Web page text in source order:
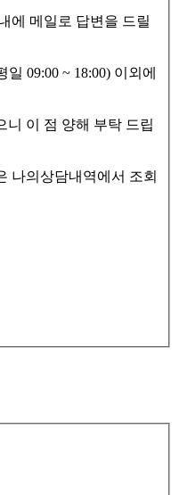
에 메일로 답변을 드릴
09:00 ~ 18:00) 이외에
니 이 점 양해 부탁 드립
나의상담내역에서 조회